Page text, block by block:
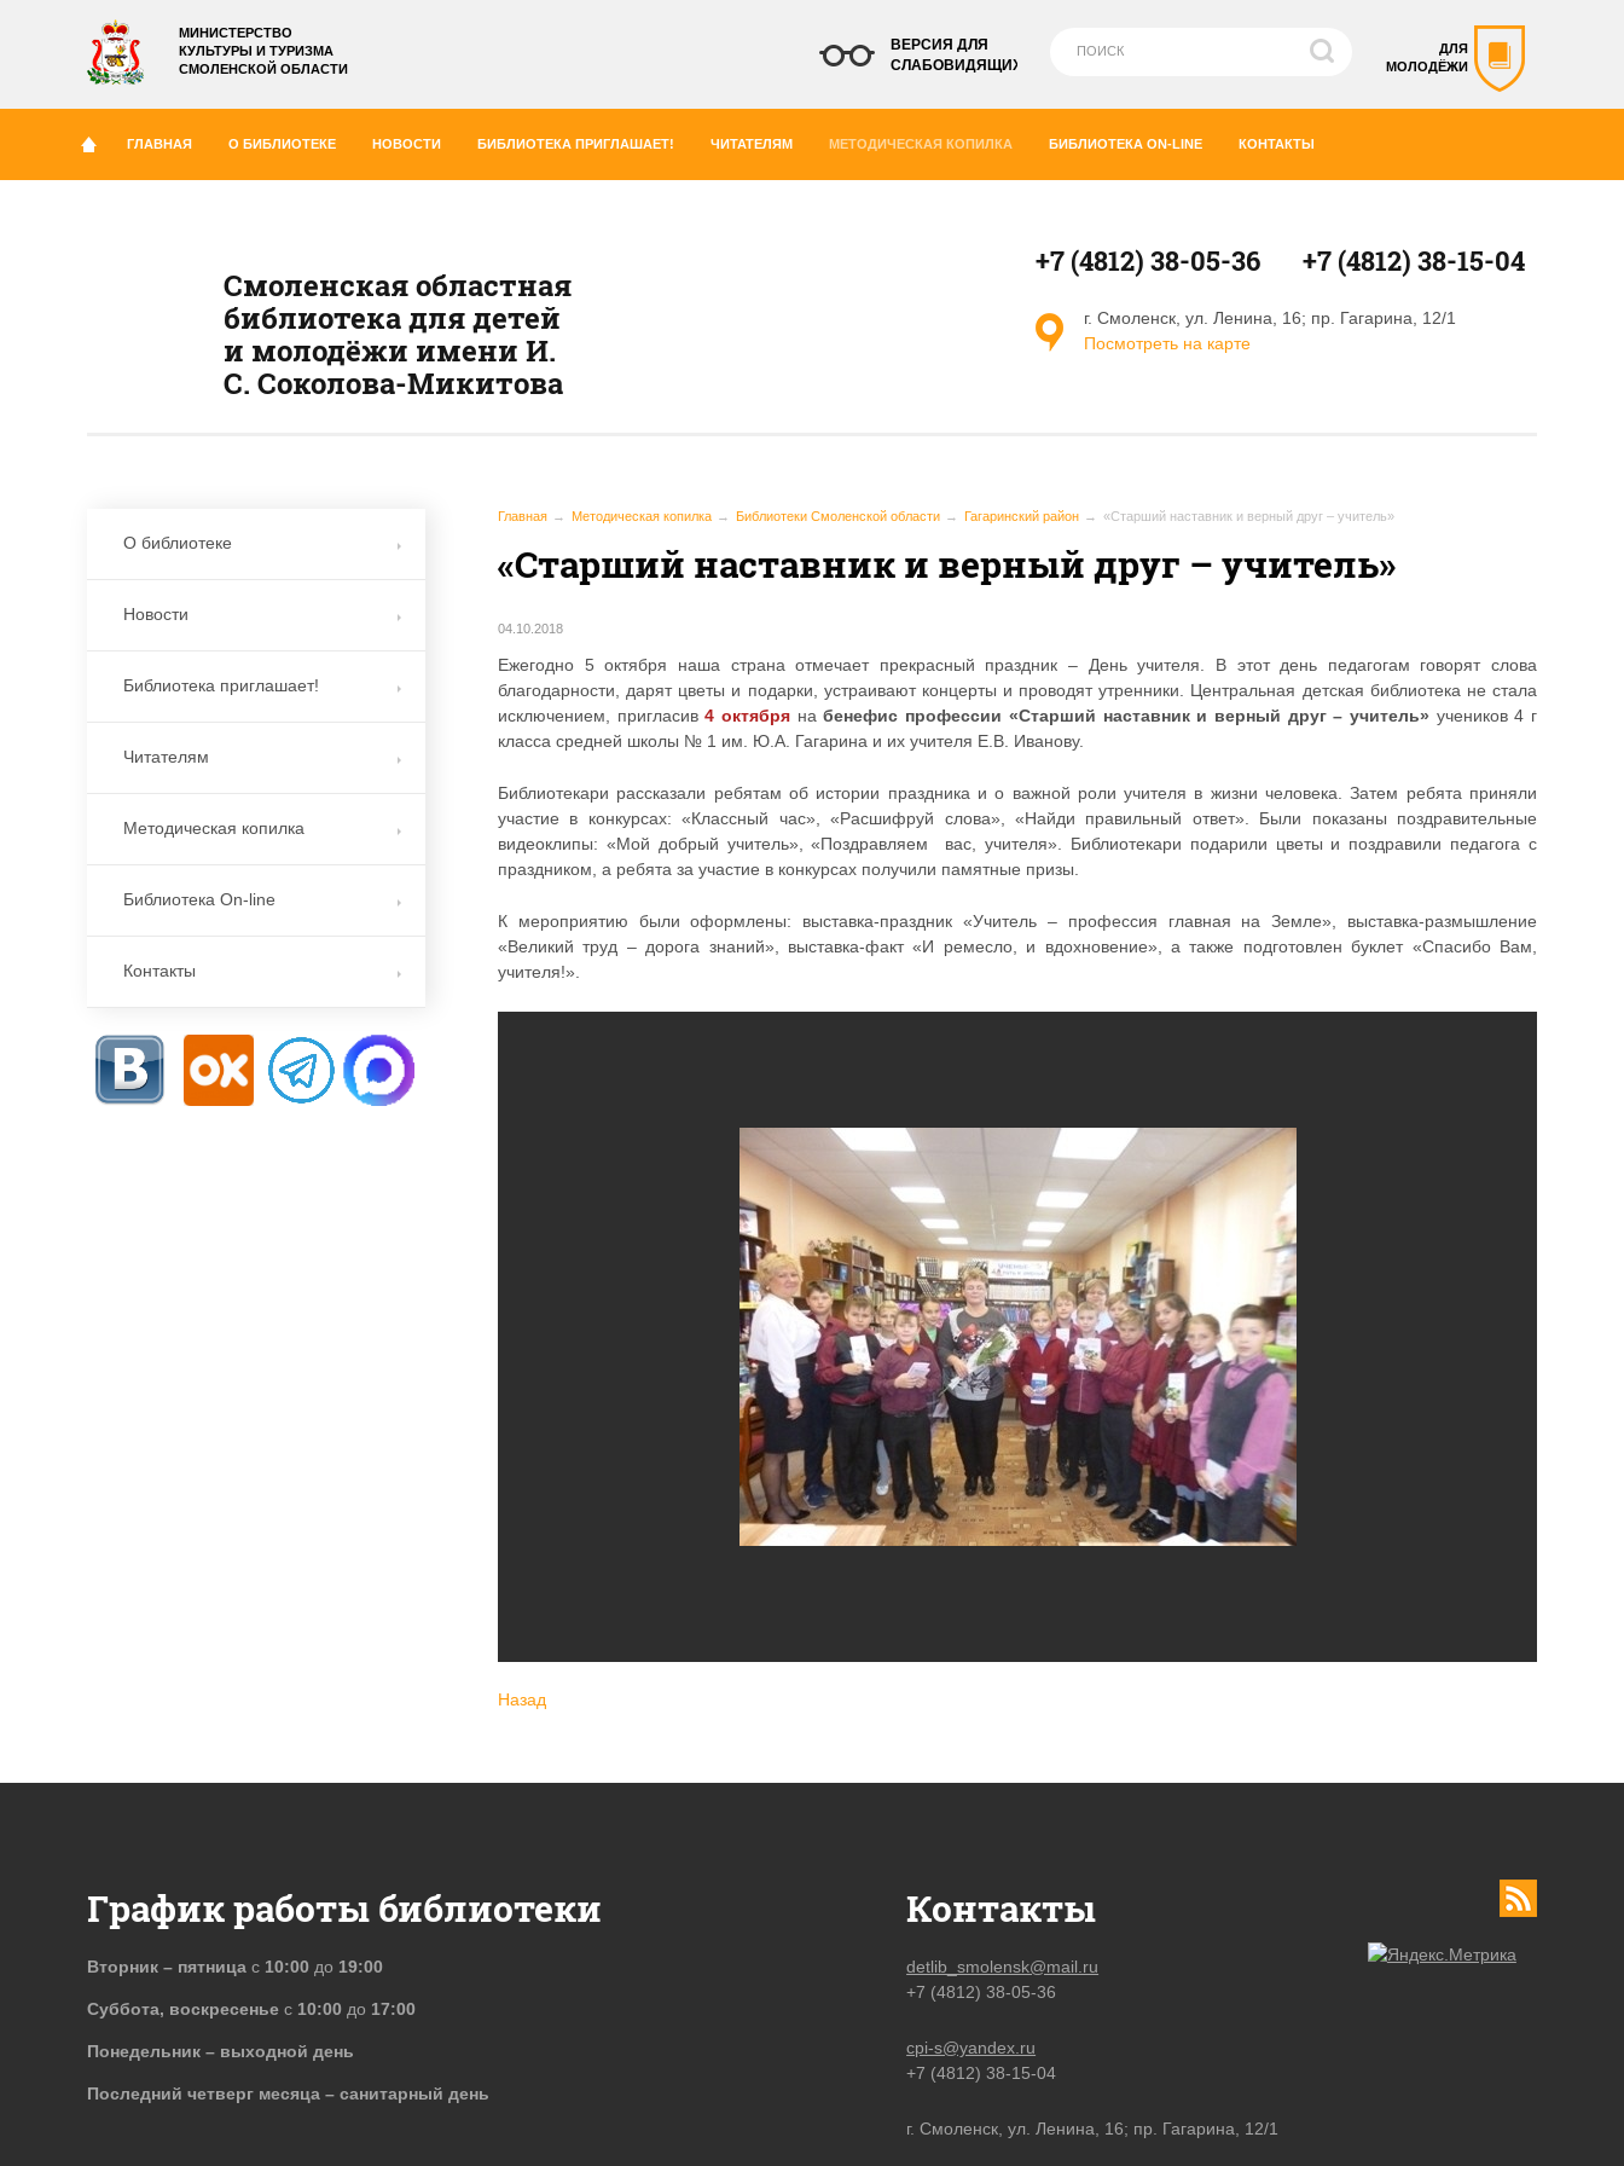
МИНИСТЕРСТВО
КУЛЬТУРЫ И ТУРИЗМА
СМОЛЕНСКОЙ ОБЛАСТИ
ДЛЯ
МОЛОДЁЖИ
ВЕРСИЯ ДЛЯ
СЛАБОВИДЯЩИХ
ГЛАВНАЯ О БИБЛИОТЕКЕ НОВОСТИ БИБЛИОТЕКА ПРИГЛАШАЕТ! ЧИТАТЕЛЯМ МЕТОДИЧЕСКАЯ КОПИЛКА БИБЛИОТЕКА ON-LINE КОНТАКТЫ
Смоленская областная
библиотека для детей
и молодёжи имени И.
С. Соколова-Микитова
+7 (4812) 38-05-36 +7 (4812) 38-15-04
г. Смоленск, ул. Ленина, 16; пр. Гагарина, 12/1
Посмотреть на карте
Главная Методическая копилка Библиотеки Смоленской области Гагаринский район «Старший наставник и верный друг – учитель»
«Старший наставник и верный друг – учитель»
04.10.2018
Ежегодно 5 октября наша страна отмечает прекрасный праздник – День учителя. В этот день педагогам говорят слова
благодарности, дарят цветы и подарки, устраивают концерты и проводят утренники. Центральная детская библиотека не стала
исключением, пригласив4 октября набенефис профессии «Старший наставник и верный друг – учитель» учеников 4 г
класса средней школы № 1 им. Ю.А. Гагарина и их учителя Е.В. Иванову.
Библиотекари рассказали ребятам об истории праздника и о важной роли учителя в жизни человека. Затем ребята приняли
участие в конкурсах: «Классный час», «Расшифруй слова», «Найди правильный ответ». Были показаны поздравительные
видеоклипы: «Мой добрый учитель», «Поздравляем вас, учителя». Библиотекари подарили цветы и поздравили педагога с
праздником, а ребята за участие в конкурсах получили памятные призы.
К мероприятию были оформлены: выставка-праздник «Учитель – профессия главная на Земле», выставка-размышление
«Великий труд – дорога знаний», выставка-факт «И ремесло, и вдохновение», а также подготовлен буклет «Спасибо Вам,
учителя!».
Назад
О библиотеке
Новости
Библиотека приглашает!
Читателям
Методическая копилка
Библиотека On-line
Контакты
Контакты
detlib_smolensk@mail.ru
+7 (4812) 38-05-36
cpi-s@yandex.ru
+7 (4812) 38-15-04
г. Смоленск, ул. Ленина, 16; пр. Гагарина, 12/1
График работы библиотеки
Вторник – пятница с 10:00 до 19:00
Суббота, воскресенье с 10:00 до 17:00
Понедельник – выходной день
Последний четверг месяца – санитарный день